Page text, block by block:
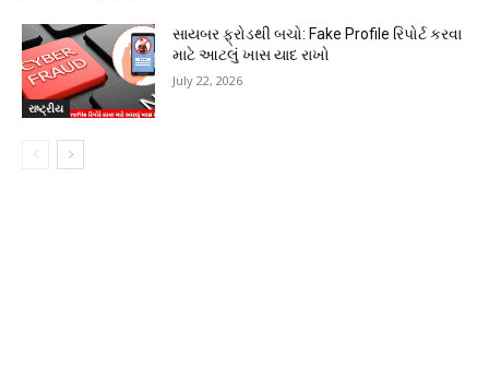
રાષ્ટ્રીય
સાયબર ફ્રોડથી બચો: Fake Profile રિપોર્ટ કરવા
માટે આટલું ખાસ યાદ રાખો
July 22, 2026